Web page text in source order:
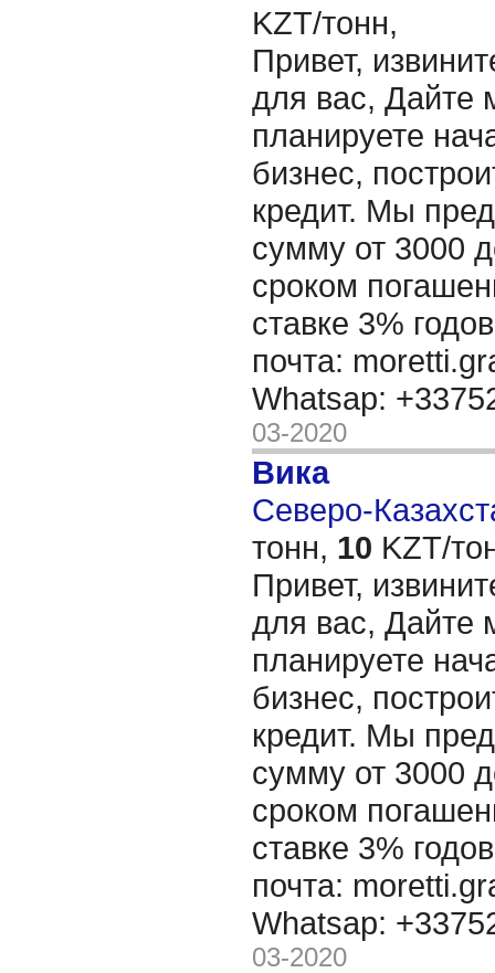
KZT/тонн,
Привет,
для вас, Дайте
планируете
бизнес,
кредит. Мы
сумму от 3000
сроком
ставке 3%
почта:
Whatsap:
03-2020
Вика
Северо-
тонн, 10 KZT/
Привет,
для вас, Дайте
планируете
бизнес,
кредит. Мы
сумму от 3000
сроком
ставке 3%
почта:
Whatsap:
03-2020